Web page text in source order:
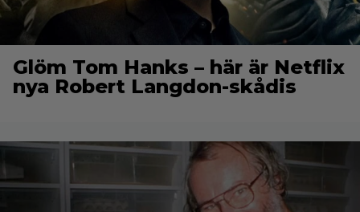
Glöm Tom Hanks – här är Netflix
nya Robert Langdon-skådis